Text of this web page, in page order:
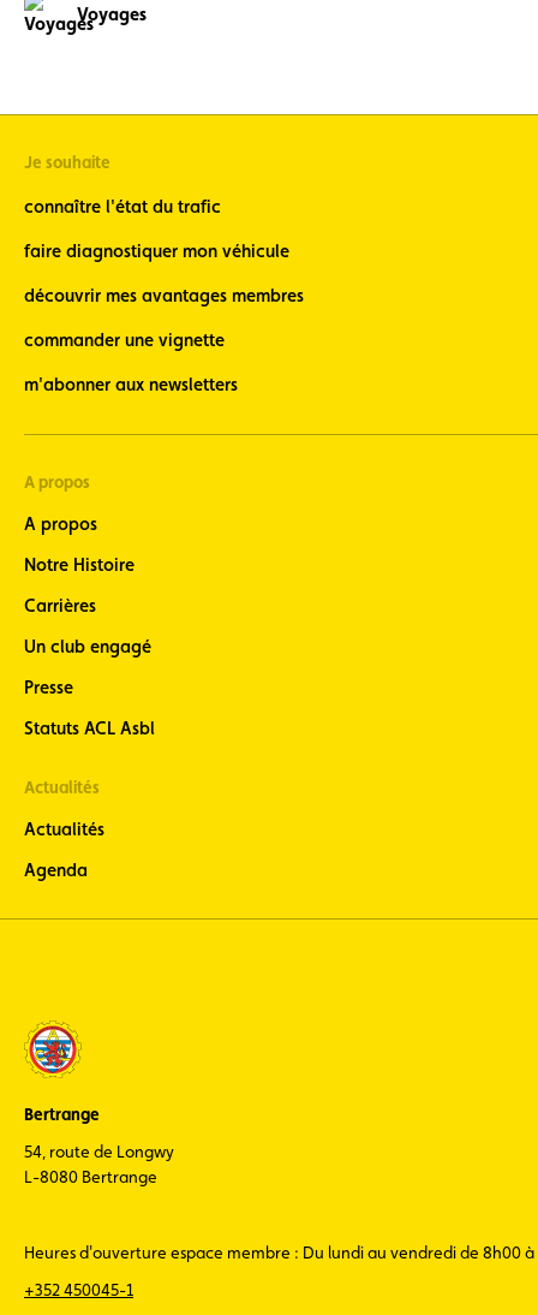
Voyages
Je souhaite
connaître l'état du trafic
faire diagnostiquer mon véhicule
découvrir mes avantages membres
commander une vignette
m'abonner aux newsletters
A propos
A propos
Notre Histoire
Carrières
Un club engagé
Presse
Statuts ACL Asbl
Actualités
Actualités
Agenda
Bertrange
54, route de Longwy
L-8080 Bertrange
Heures d'ouverture espace membre : Du lundi au vendredi de 8h00 à
+352 450045-1